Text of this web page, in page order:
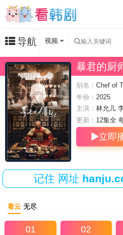
导航 视频
暴君的厨
别名： Chef of
y
年份： 2025
主演： 林允儿
更新： 12集全
立即
记住 网址
看云 无尽
01 02